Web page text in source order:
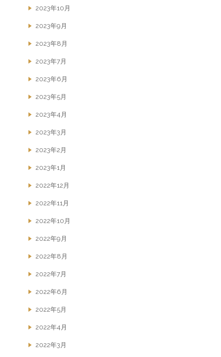
2023年10月
2023年9月
2023年8月
2023年7月
2023年6月
2023年5月
2023年4月
2023年3月
2023年2月
2023年1月
2022年12月
2022年11月
2022年10月
2022年9月
2022年8月
2022年7月
2022年6月
2022年5月
2022年4月
2022年3月